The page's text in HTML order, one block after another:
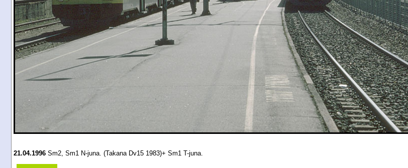
21.04.1996 Sm2, Sm1 N-juna. (Takana Dv15 1983)+ Sm1 T-juna.